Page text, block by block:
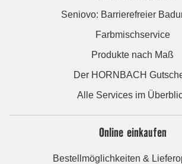
Seniovo: Barrierefreier
Farbmischservice
Produkte nach Maß
Der HORNBACH
Alle Services im
Online einkaufen
Bestellmöglichkeiten &